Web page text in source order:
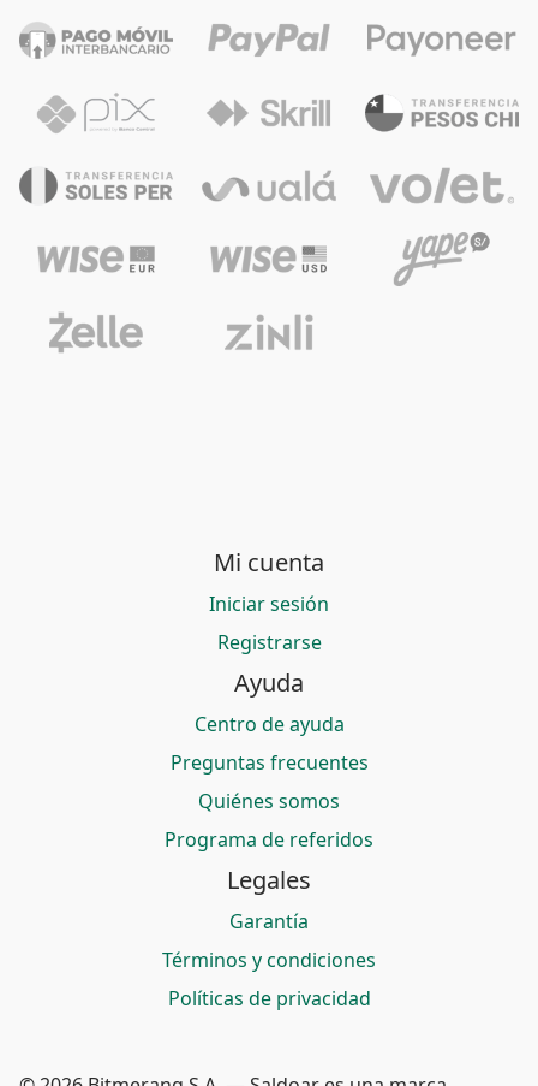
Mi cuenta
Iniciar sesión
Registrarse
Ayuda
Centro de ayuda
Preguntas frecuentes
Quiénes somos
Programa de referidos
Legales
Garantía
Términos y condiciones
Políticas de privacidad